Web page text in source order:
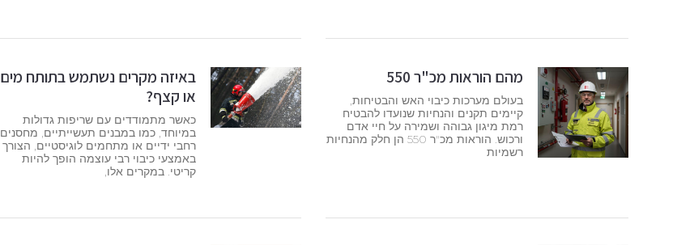
מהם הוראות מכ"ר 550
בעולם מערכות כיבוי האש והבטיחות,
קיימים תקנים והנחיות שנועדו להבטיח
רמת מיגון גבוהה ושמירה על חיי אדם
ורכוש. הוראות מכ"ר 550 הן חלק מהנחיות
רשמיות
באיזה מקרים נשתמש בתותח מים
או קצף?
כאשר מתמודדים עם שריפות גדולות
במיוחד, כמו במבנים תעשייתיים, מחסנים
רחבי ידיים או מתחמים לוגיסטיים, הצורך
באמצעי כיבוי רבי עוצמה הופך להיות
קריטי. במקרים אלו,